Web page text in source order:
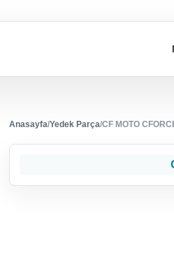
Anasayfa/Yedek Parça/CF MOTO